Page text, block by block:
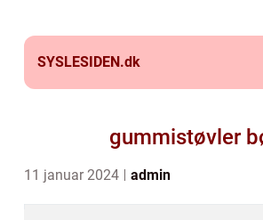
SYSLESIDEN.dk
gummistøvler
11 januar 2024 admin